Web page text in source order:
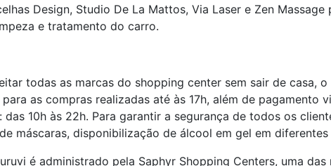
Design, Studio De La Mattos, Via Laser e Zen
e tratamento do carro.
todas as marcas do shopping center sem sair de casa,
as compras realizadas até às 17h, além de pagamento
10h às 22h. Para garantir a segurança de todos os
máscaras, disponibilização de álcool em gel em
é administrado pela Saphyr Shopping Centers, uma